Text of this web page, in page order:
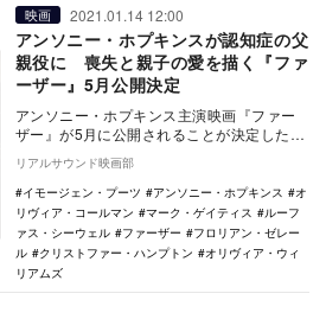
映画 2021.01.14 12:00
アンソニー・ホプキンスが認知症の父
親役に 喪失と親子の愛を描く『ファ
ーザー』5月公開決定
アンソニー・ホプキンス主演映画『ファー
ザー』が5月に公開されることが決定した。
世界30カ国以上で上演された舞台を映画
化した…
リアルサウンド映画部
イモージェン・プーツ
アンソニー・ホプキンス
オ
リヴィア・コールマン
マーク・ゲイティス
ルーフ
ァス・シーウェル
ファーザー
フロリアン・ゼレー
ル
クリストファー・ハンプトン
オリヴィア・ウィ
リアムズ